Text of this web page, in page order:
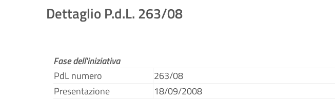
Dettaglio P.d.L. 263/08
Fase dell'iniziativa
PdL numero
263/08
Presentazione
18/09/2008